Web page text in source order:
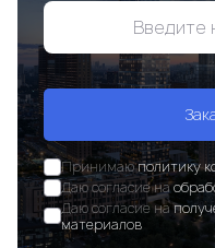
Принимаюполитику
Даю согласие на
Даю согласие на
материалов